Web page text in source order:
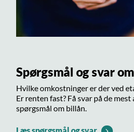
Spørgsmål og svar
Hvilke omkostninger er der ved
Er renten fast? Få svar på de
spørgsmål om billån.